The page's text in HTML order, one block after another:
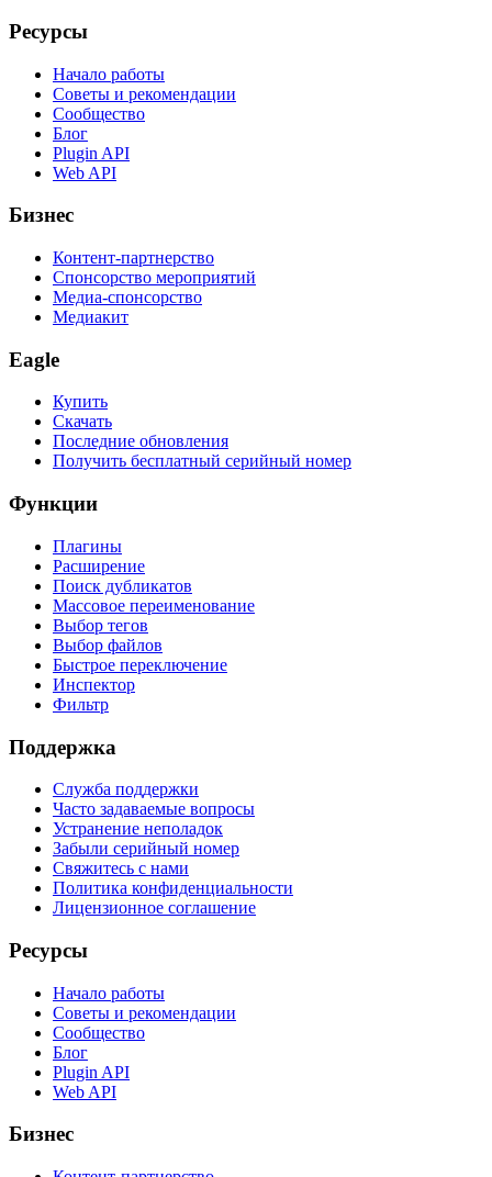
Ресурсы
Начало работы
Советы и рекомендации
Сообщество
Блог
Plugin API
Web API
Бизнес
Контент-партнерство
Спонсорство мероприятий
Медиа-спонсорство
Медиакит
Eagle
Купить
Скачать
Последние обновления
Получить бесплатный серийный номер
Функции
Плагины
Расширение
Поиск дубликатов
Массовое переименование
Выбор тегов
Выбор файлов
Быстрое переключение
Инспектор
Фильтр
Поддержка
Служба поддержки
Часто задаваемые вопросы
Устранение неполадок
Забыли серийный номер
Свяжитесь с нами
Политика конфиденциальности
Лицензионное соглашение
Ресурсы
Начало работы
Советы и рекомендации
Сообщество
Блог
Plugin API
Web API
Бизнес